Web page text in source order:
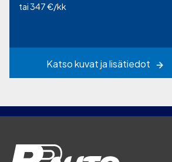
tai 347 €/kk
Katso kuvat ja lisätiedot